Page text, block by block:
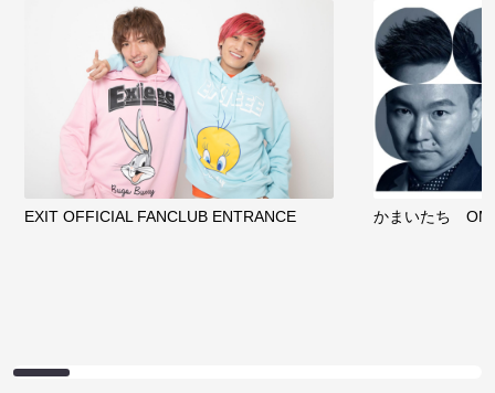
EXIT OFFICIAL FANCLUB ENTRANCE かまいたち